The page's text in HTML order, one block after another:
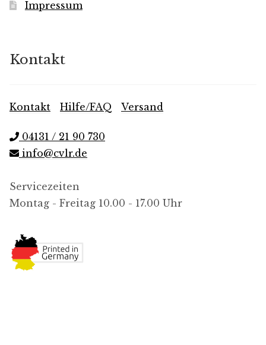
Impressum
Kontakt
Kontakt Hilfe/FAQ Versand
04131 / 21 90 730
info@cvlr.de
Servicezeiten
Montag - Freitag 10.00 - 17.00 Uhr